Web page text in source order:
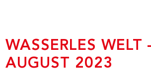
WASSERLES WELT
AUGUST 2023